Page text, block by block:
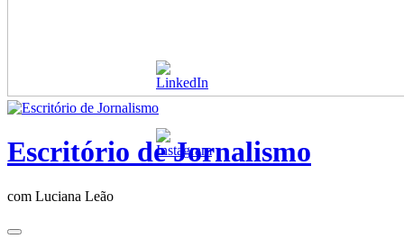
Escritório de Jornalismo
com Luciana Leão